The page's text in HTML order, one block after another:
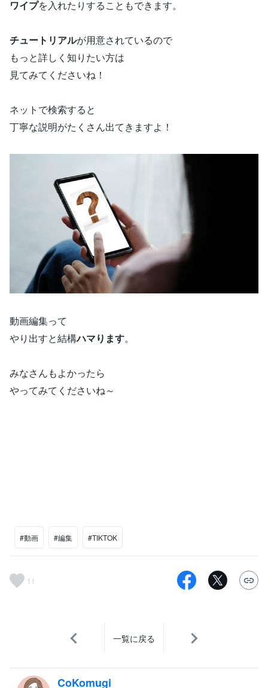
ワイプを入れたりすることもできます。
チュートリアルが用意されているので
もっと詳しく知りたい方は
見てみてくださいね！
ネットで検索すると
丁寧な説明がたくさん出てきますよ！
動画編集って
やり出すと結構ハマります。
みなさんもよかったら
やってみてくださいね～
#動画 #編集 #TIKTOK
11
一覧に戻る
CoKomugi